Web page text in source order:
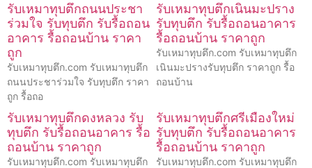
รับเหมาทุบตึกถนนประชา
ร่วมใจ รับทุบตึก รับรื้อถอน
อาคาร รื้อถอนบ้าน ราคา
ถูก
รับเหมาทุบตึก.com รับเหมาทุบตึก
ถนนประชาร่วมใจ รับทุบตึก ราคา
ถูก รื้อถอ
รับเหมาทุบตึกเนินมะปราง
รับทุบตึก รับรื้อถอนอาคาร
รื้อถอนบ้าน ราคาถูก
รับเหมาทุบตึก.com รับเหมาทุบตึก
เนินมะปรางรับทุบตึก ราคาถูก รื้อ
ถอนบ้าน
รับเหมาทุบตึกดงหลวง รับ
ทุบตึก รับรื้อถอนอาคาร รื้อ
ถอนบ้าน ราคาถูก
รับเหมาทุบตึก.com รับเหมาทุบตึก
รับเหมาทุบตึกศรีเมืองใหม่
รับทุบตึก รับรื้อถอนอาคาร
รื้อถอนบ้าน ราคาถูก
รับเหมาทุบตึก.com รับเหมาทุบตึก